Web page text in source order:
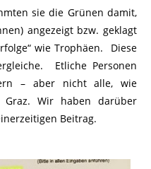
sie die Grünen damit,
angezeigt bzw. geklagt
wie Trophäen. Diese
Etliche Personen
– aber nicht alle, wie
Wir haben darüber
Beitrag.